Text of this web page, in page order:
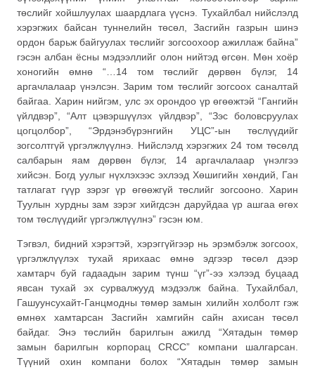
төслийг хойшлуулах шаардлага үүснэ. Тухайлбал нийслэлд
хэрэгжих байсан туннелийн төсөл, Засгийн газрын шинэ
ордон барьж байгуулах төслийг зогсоохоор ажиллаж байна”
гэсэн албан ёсны мэдээллийг олон нийтэд өгсөн. Мөн хоёр
хоногийн өмнө “…14 том төслийг дөрвөн бүлэг, 14
аргачлалаар үнэлсэн. Зарим том төслийг зогсоох саналтай
байгаа. Харин нийгэм, улс эх орондоо үр өгөөжтэй “Гангийн
үйлдвэр”, “Алт цэвэршүүлэх үйлдвэр”, “Зэс боловсруулах
цогцолбор”, “Эрдэнэбүрэнгийн УЦС”-ын төслүүдийг
зогсолтгүй үргэлжлүүлнэ. Нийслэлд хэрэгжих 24 том төсөлд
салбарын яам дөрвөн бүлэг, 14 аргачлалаар үнэлгээ
хийсэн. Богд уулыг нүхлэхээс эхлээд Хөшигийн хөндий, Ган
татлагат гүүр зэрэг үр өгөөжгүй төслийг зогсооно. Харин
Туулын хурдны зам зэрэг хийгдсэн даруйдаа үр ашгаа өгөх
том төслүүдийг үргэлжлүүлнэ” гэсэн юм.
Тэгвэл, бидний хэрэгтэй, хэрэггүйгээр нь эрэмбэлж зогсоох,
үргэлжлүүлэх тухай ярихаас өмнө эдгээр төсөл дээр
хамтарч буй гадаадын зарим түнш “үг”-ээ хэлээд буцаад
явсан тухай эх сурвалжууд мэдээлж байна. Тухайлбал,
Гашуунсухайт-Ганцмодны төмөр замын хилийн холболт гэж
өмнөх хамтарсан Засгийн хамгийн сайн ахисан төсөл
байдаг. Энэ төслийн барилгын ажилд “Хятадын төмөр
замын барилгын корпорац CRCC” компани шалгарсан.
Түүний охин компани болох “Хятадын төмөр замын